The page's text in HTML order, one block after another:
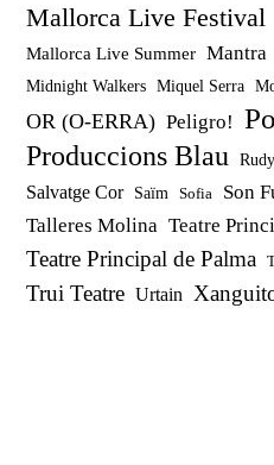
Mallorca Live Festival
Mallorca Live Summer Mantra
Midnight Walkers Miquel Serra
OR (O-ERRA) Peligro!
Produccions Blau
Salvatge Cor Saïm Sofia Son
Talleres Molina Teatre
Teatre Principal de Palma
Trui Teatre Urtain